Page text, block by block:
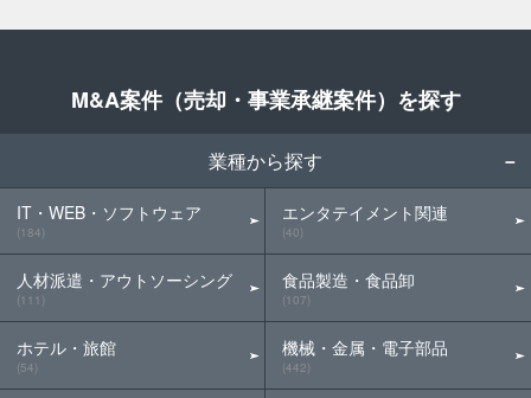
M&A案件（売却・事業承継案件）を探す
業種から探す
IT・WEB・ソフトウェア
(184)
人材派遣・アウトソーシング
(111)
ホテル・旅館
(54)
エンタテイメント関連
(40)
食品製造・食品卸
(107)
機械・金属・電子部品
(442)